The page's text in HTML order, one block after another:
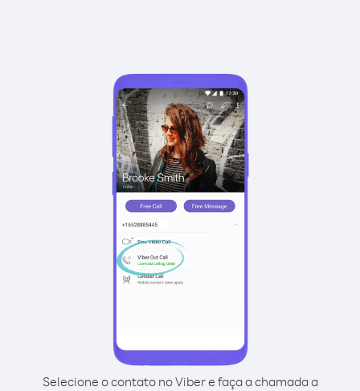
Selecione o contato no Viber e faça a chamada a